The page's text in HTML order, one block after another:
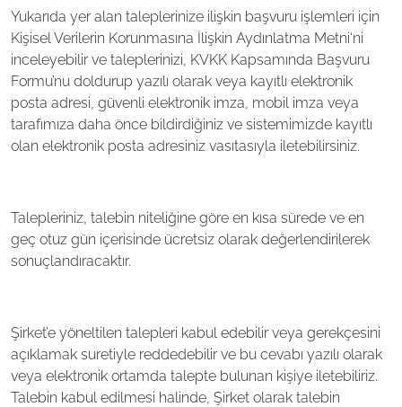
Yukarıda yer alan taleplerinize ilişkin başvuru işlemleri için
Kişisel Verilerin Korunmasına İlişkin Aydınlatma Metni‘ni
inceleyebilir ve taleplerinizi, KVKK Kapsamında Başvuru
Formu’nu doldurup yazılı olarak veya kayıtlı elektronik
posta adresi, güvenli elektronik imza, mobil imza veya
tarafımıza daha önce bildirdiğiniz ve sistemimizde kayıtlı
olan elektronik posta adresiniz vasıtasıyla iletebilirsiniz.
Talepleriniz, talebin niteliğine göre en kısa sürede ve en
geç otuz gün içerisinde ücretsiz olarak değerlendirilerek
sonuçlandıracaktır.
Şirket’e yöneltilen talepleri kabul edebilir veya gerekçesini
açıklamak suretiyle reddedebilir ve bu cevabı yazılı olarak
veya elektronik ortamda talepte bulunan kişiye iletebiliriz.
Talebin kabul edilmesi halinde, Şirket olarak talebin